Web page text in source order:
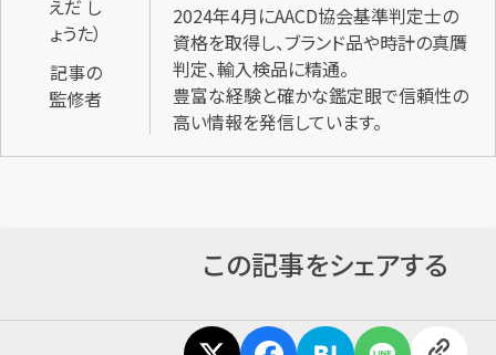
記事の
監修者
2024年4月にAACD協会基準判定士の
資格を取得し、ブランド品や時計の真贋
判定、輸入検品に精通。
豊富な経験と確かな鑑定眼で信頼性の
高い情報を発信しています。
この記事をシェアする